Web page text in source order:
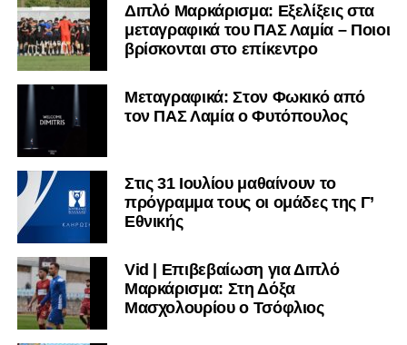
Διπλό Μαρκάρισμα: Εξελίξεις στα
μεταγραφικά του ΠΑΣ Λαμία – Ποιοι
βρίσκονται στο επίκεντρο
Μεταγραφικά: Στον Φωκικό από
τον ΠΑΣ Λαμία ο Φυτόπουλος
Στις 31 Ιουλίου μαθαίνουν το
πρόγραμμα τους οι ομάδες της Γ’
Εθνικής
Vid | Επιβεβαίωση για Διπλό
Μαρκάρισμα: Στη Δόξα
Μασχολουρίου ο Τσόφλιος